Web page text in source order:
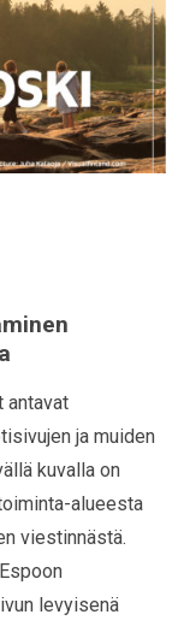
antavat
ja muiden
kuvalla on
alueesta
viestinnästä.
levyisenä